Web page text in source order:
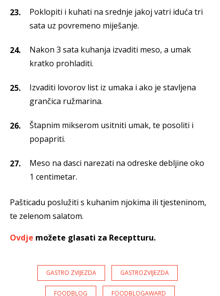
Poklopiti i kuhati na srednje jakoj vatri iduća tri
sata uz povremeno miješanje.
Nakon 3 sata kuhanja izvaditi meso, a umak
kratko prohladiti.
Izvaditi lovorov list iz umaka i ako je stavljena
grančica ružmarina.
Štapnim mikserom usitniti umak, te posoliti i
popapriti.
Meso na dasci narezati na odreske debljine oko
1 centimetar.
Pašticadu poslužiti s kuhanim njokima ili tjesteninom,
te zelenom salatom.
Ovdje možete glasati za Receptturu.
GASTRO ZVIJEZDA GASTROZVIJEZDA
FOODBLOG FOODBLOGAWARD